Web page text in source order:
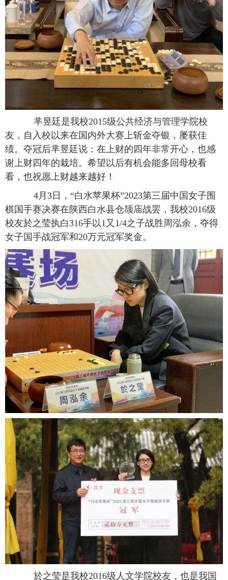
芈昱廷是我校2015级公共经济与管理学院校
友，自入校以来在国内外大赛上斩金夺银，屡获佳
绩。夺冠后芈昱廷说：在上财的四年非常开心，也感
谢上财四年的栽培。希望以后有机会能多回母校看
看，也祝愿上财越来越好！
4 月 3日， “白水苹果杯”2023第三届中国女子围
棋国手赛决赛在陕西白水县仓颉庙战罢，我校2016级
校友於之莹执白316手以1 又 1/4之子战胜周泓余，夺得
女子国手战冠军和20万元冠军奖金。
於之莹是我校2016级人文学院校友，也是我国